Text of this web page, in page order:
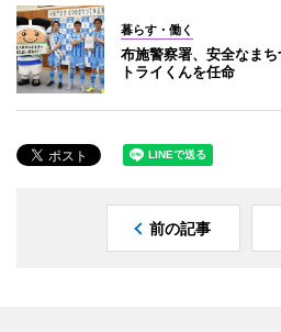
暮らす・働く
布施警察署、安全なま
トライくんを任命
前の記事